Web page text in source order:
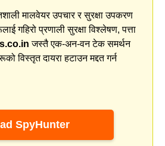
मालवेयर उपचार र सुरक्षा उपकरण
गहिरो प्रणाली सुरक्षा विश्लेषण, पत्ता
जस्तै एक-अन-वन टेक समर्थन
विस्तृत दायरा हटाउन मद्दत गर्न
SpyHunter